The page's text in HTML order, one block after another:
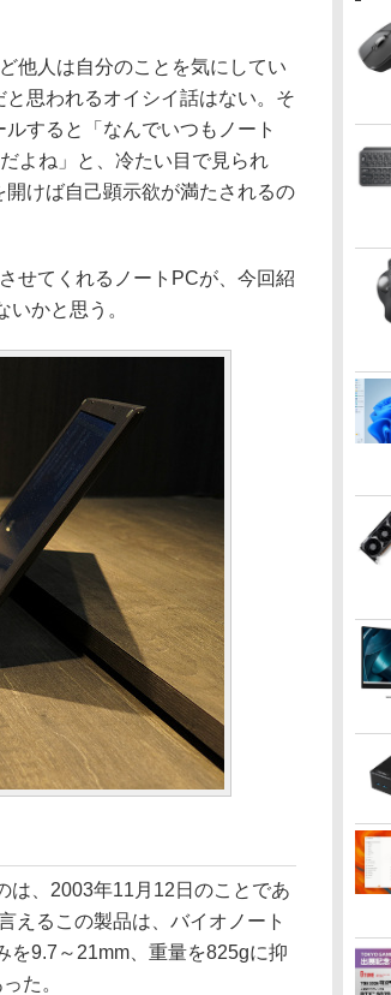
他人は自分のことを気にしてい
思われるオイシイ話はない。そ
すると「なんでいつもノート
よね」と、冷たい目で見られ
けば自己顕示欲が満たされるの
せてくれるノートPCが、今回紹
かと思う。
、2003年11月12日のことであ
えるこの製品は、バイオノート
を9.7～21mm、重量を825gに抑
た。